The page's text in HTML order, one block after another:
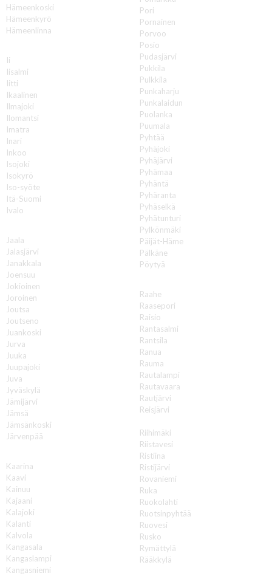
Hämeenkoski
Hämeenkyrö
Hämeenlinna
Ii
Iisalmi
Iitti
Ikaalinen
Ilmajoki
Ilomantsi
Imatra
Inari
Inkoo
Isojoki
Isokyrö
Iso-syöte
Itä-Suomi
Ivalo
Jaala
Jalasjärvi
Janakkala
Joensuu
Jokioinen
Joroinen
Joutsa
Joutseno
Juankoski
Jurva
Juuka
Juupajoki
Juva
Jyväskylä
Jämijärvi
Jämsä
Jämsänkoski
Järvenpää
Kaarina
Kaavi
Kainuu
Kajaani
Kalajoki
Kalanti
Kalvola
Kangasala
Kangaslampi
Kangasniemi
Pori
Pornainen
Porvoo
Posio
Pudasjärvi
Pukkila
Pulkkila
Punkaharju
Punkalaidun
Puolanka
Puumala
Pyhtää
Pyhäjoki
Pyhäjärvi
Pyhämaa
Pyhäntä
Pyhäranta
Pyhäselkä
Pyhätunturi
Pylkönmäki
Päijät-Häme
Pälkäne
Pöytyä
Raahe
Raasepori
Raisio
Rantasalmi
Rantsila
Ranua
Rauma
Rautalampi
Rautavaara
Rautjärvi
Reisjärvi
Riihimäki
Riistavesi
Ristiina
Ristijärvi
Rovaniemi
Ruka
Ruokolahti
Ruotsinpyhtää
Ruovesi
Rusko
Rymättylä
Rääkkylä